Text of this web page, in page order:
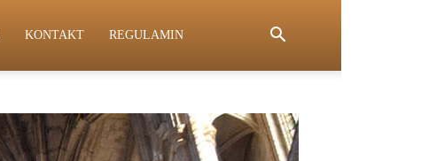
KONTAKT REGULAMIN